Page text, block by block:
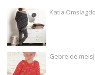
Katia
Gebreide